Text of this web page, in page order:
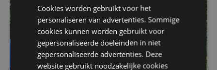
Cookies worden gebruikt voor het
personaliseren van advertenties. Sommige
cookies kunnen worden gebruikt voor
gepersonaliseerde doeleinden in niet
gepersonaliseerde advertenties. Deze
website gebruikt noodzakelijke cookies